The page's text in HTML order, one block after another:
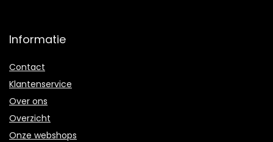
Informatie
Contact
Klantenservice
Over ons
Overzicht
Onze webshops